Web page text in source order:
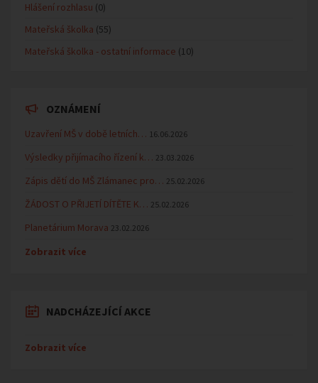
Hlášení rozhlasu (0)
Mateřská školka (55)
Mateřská školka - ostatní informace (10)
OZNÁMENÍ
Uzavření MŠ v době letních… 16.06.2026
Výsledky přijímacího řízení k… 23.03.2026
Zápis dětí do MŠ Zlámanec pro… 25.02.2026
ŽÁDOST O PŘIJETÍ DÍTĚTE K… 25.02.2026
Planetárium Morava 23.02.2026
Zobrazit více
NADCHÁZEJÍCÍ AKCE
Zobrazit více